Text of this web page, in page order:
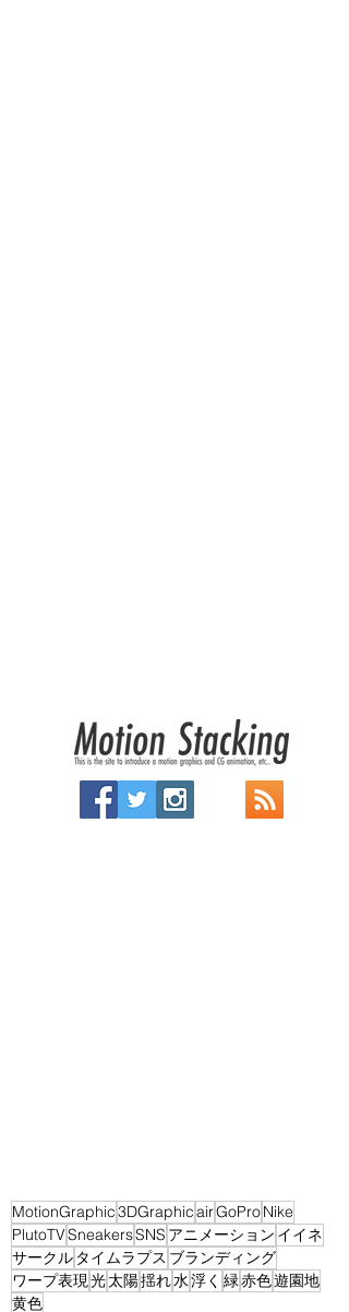
MotionGraphic3DGraphicairGoProNike
PlutoTVSneakersSNS アニメーション イイネ
サークル タイムラプス ブランディング
ワープ表現光太陽揺れ水浮く 緑赤色遊園地
黄色